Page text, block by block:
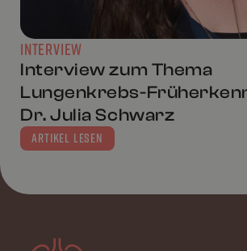
INTERVIEW
Interview zum Thema
Lungenkrebs-
Dr. Julia Schwarz
ARTIKEL LESEN